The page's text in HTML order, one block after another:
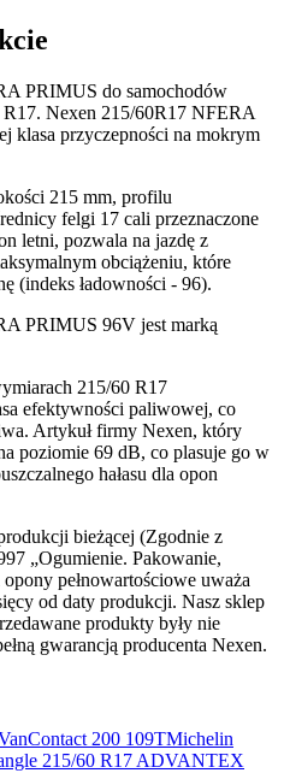
PRIMUS do samochodów
Nexen 215/60R17 NFERA
klasa przyczepności na mokrym
215 mm, profilu
felgi 17 cali przeznaczone
letni, pozwala na jazdę z
obciążeniu, które
(indeks ładowności - 96).
PRIMUS 96V jest marką
215/60 R17
efektywności paliwowej, co
Artykuł firmy Nexen, który
poziomie 69 dB, co plasuje go w
hałasu dla opon
bieżącej (Zgodnie z
„Ogumienie. Pakowanie,
pełnowartościowe uważa
od daty produkcji. Nasz sklep
produkty były nie
gwarancją producenta Nexen.
200 109TMichelin
215/60 R17 ADVANTEX